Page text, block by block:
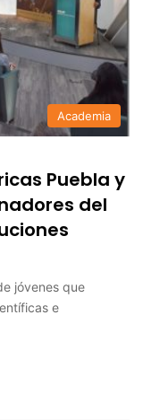
Academia
Puebla y
del
jóvenes que
e